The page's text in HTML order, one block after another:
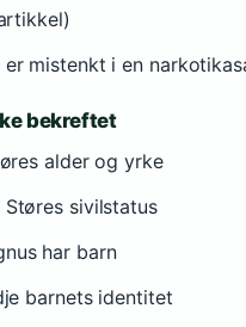
er mistenkt i en
bekreftet
alder og yrke
Støres sivilstatus
har barn
barnets identitet